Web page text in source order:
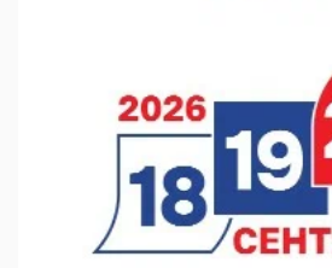
Нижегородские хирурги
операцию на щитовидной железе
06.08.2026 15:03
Более 30 нижегородцев прошли
06.08.2026 14:46